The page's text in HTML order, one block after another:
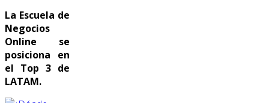
La Escuela de
Negocios
Online se
posiciona en
el Top 3 de
LATAM.